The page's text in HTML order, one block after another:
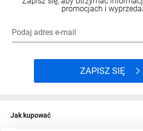
promocjach i
Podaj adres e-mail
ZAPISZ SIĘ
Jak kupować